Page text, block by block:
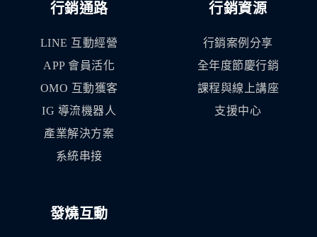
行銷通路
LINE 互動經營
APP 會員活化
OMO 互動獲客
IG 導流機器人
產業解決方案
系統串接
行銷資源
行銷案例分享
全年度節慶行銷
課程與線上講座
支援中心
發燒互動